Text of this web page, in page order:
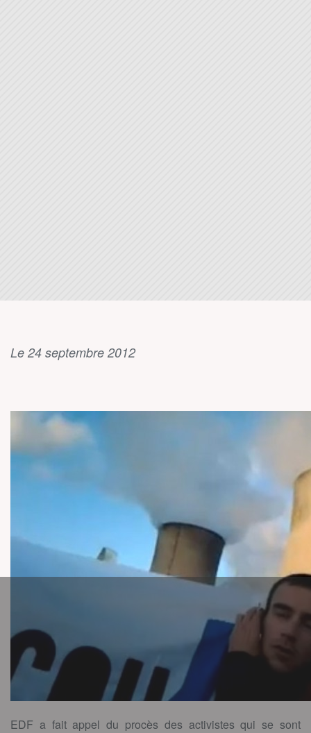
Le 24 septembre 2012
EDF a fait appel du procès des activistes qui se sont